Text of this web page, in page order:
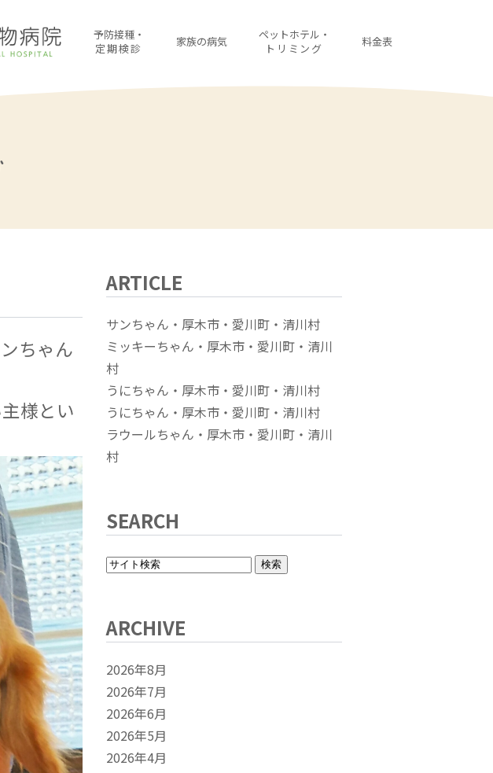
予防接種・
定期検診
家族の病気
ペットホテル・
トリミング
料金表
ちゃん
様とい
ARTICLE
サンちゃん・厚木市・愛川町・清川村
ミッキーちゃん・厚木市・愛川町・清川
村
うにちゃん・厚木市・愛川町・清川村
うにちゃん・厚木市・愛川町・清川村
ラウールちゃん・厚木市・愛川町・清川
村
SEARCH
ARCHIVE
2026年8月
2026年7月
2026年6月
2026年5月
2026年4月